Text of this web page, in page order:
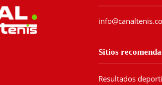
Sitios
Resultados